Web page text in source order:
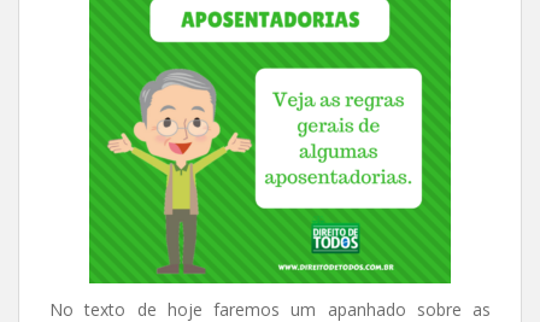
No texto de hoje faremos um apanhado sobre as